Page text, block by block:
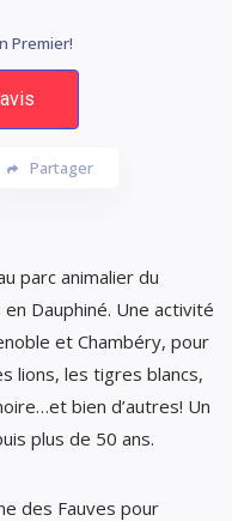
Premier!
Partager
parc animalier du
Dauphiné. Une activité
et Chambéry, pour
lions, les tigres blancs,
bien d’autres! Un
plus de 50 ans.
des Fauves pour